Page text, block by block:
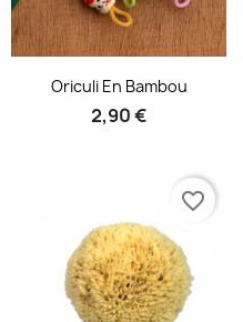
Aperçu rapide
Oriculi En Bambou
2,90 €
favorite_border